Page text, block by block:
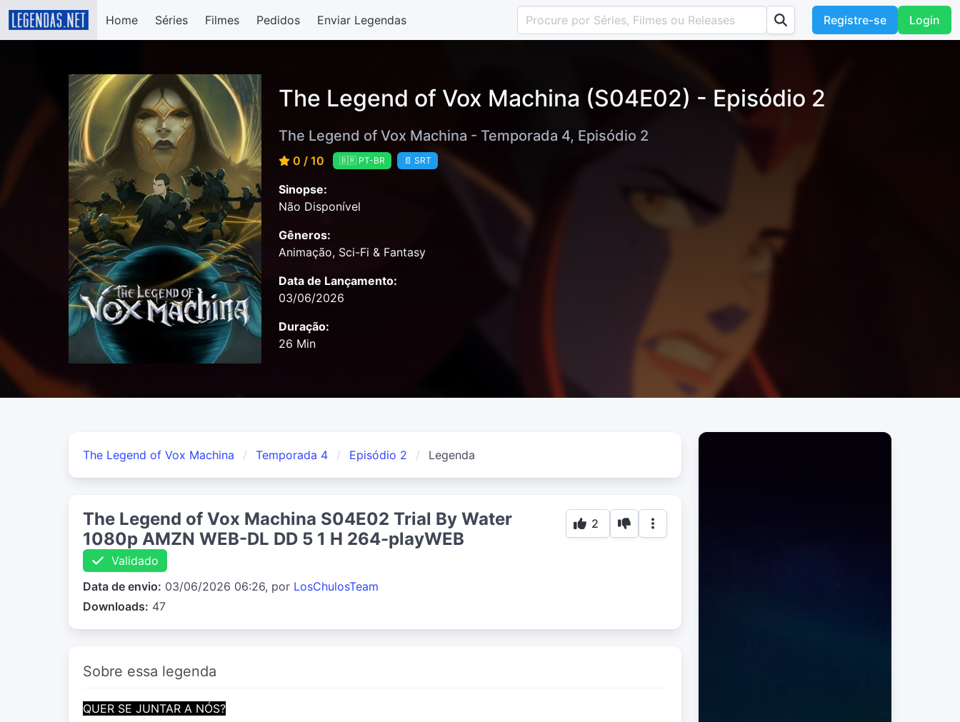
Home Séries Filmes Pedidos Enviar Legendas Registre-se Login
The Legend of Vox Machina (S04E02) - Episódio 2
The Legend of Vox Machina - Temporada 4, Episódio 2
0 / 10 🇧🇷 PT-BR 📄 SRT
Sinopse:
Não Disponível
Gêneros:
Animação, Sci-Fi & Fantasy
Data de Lançamento:
03/06/2026
Duração:
26 Min
The Legend of Vox Machina Temporada 4 Episódio 2 Legenda
The Legend of Vox Machina S04E02 Trial By Water
1080p AMZN WEB-DL DD 5 1 H 264-playWEB
Validado
Data de envio: 03/06/2026 06:26, por LosChulosTeam
Downloads: 47
2
Sobre essa legenda
QUER SE JUNTAR A NÓS?